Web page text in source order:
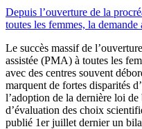
Depuis l’ouverture de la
toutes les femmes, la
Le succès massif de
assistée (PMA) à toutes les
avec des centres souvent
marquent de fortes disparités
l’adoption de la dernière loi
d’évaluation des choix
publié 1er juillet dernier un